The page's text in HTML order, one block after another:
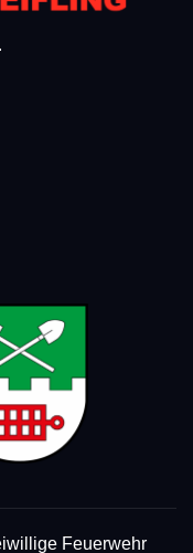
Feuerwehr